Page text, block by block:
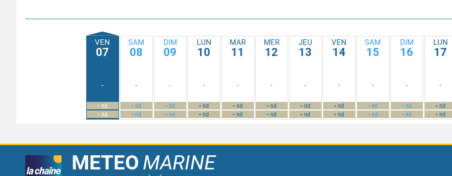
VEN
07
-
- nd
- nd
SAM
08
-
- nd
- nd
DIM
09
-
- nd
- nd
LUN
10
-
- nd
- nd
MAR
11
-
- nd
- nd
MER
12
-
- nd
- nd
JEU
13
-
- nd
- nd
VEN
14
-
- nd
- nd
SAM
15
-
- nd
- nd
DIM
16
-
- nd
- nd
LUN
17
-
- nd
- nd
METEO MARINE